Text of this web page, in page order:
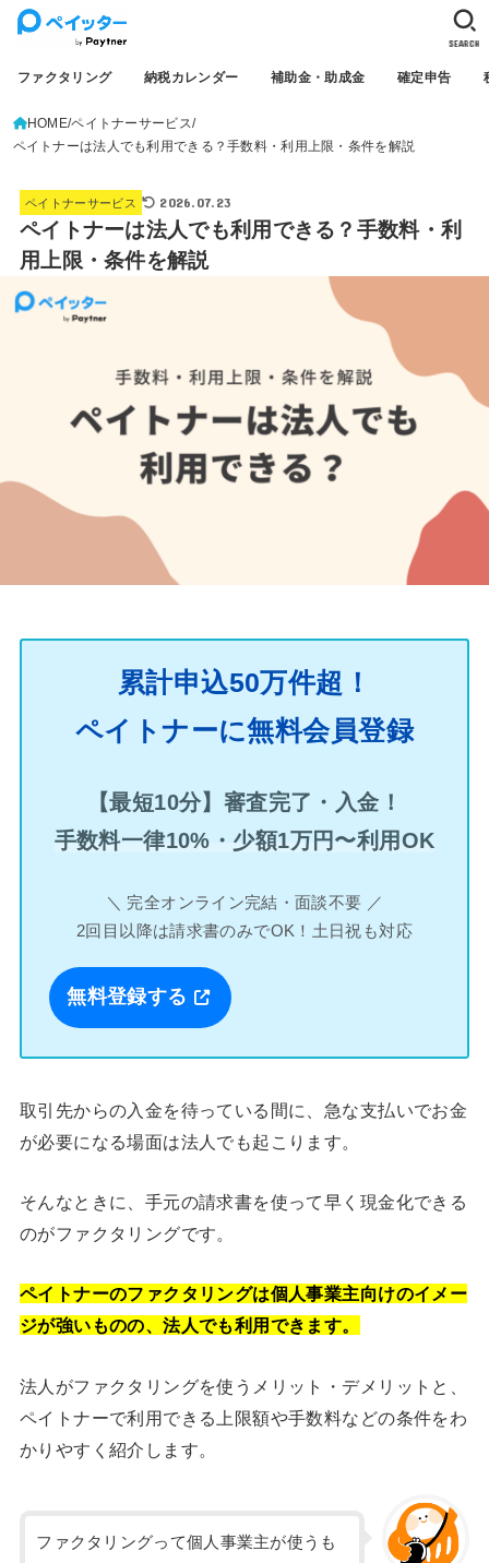
ファクタリング 納税カレンダー 補助金・助成金 確定申告
SEARCH
HOME ペイトナーサービス
ペイトナーは法人でも利用できる？手数料・利用上限・条件を解説
ペイトナーサービス 2026.07.23
ペイトナーは法人でも利用できる？手数料・利
用上限・条件を解説
累計申込50万件超！
ペイトナーに無料会員登録
【最短10分】審査完了・入金！
手数料一律10%・少額1万円〜利用OK
＼ 完全オンライン完結・面談不要 ／
2回目以降は請求書のみでOK！土日祝も対応
無料登録する
取引先からの入金を待っている間に、急な支払いでお金
が必要になる場面は法人でも起こります。
そんなときに、手元の請求書を使って早く現金化できる
のがファクタリングです。
ペイトナーのファクタリングは個人事業主向けのイメー
ジが強いものの、法人でも利用できます。
法人がファクタリングを使うメリット・デメリットと、
ペイトナーで利用できる上限額や手数料などの条件をわ
かりやすく紹介します。
ファクタリングって個人事業主が使うも